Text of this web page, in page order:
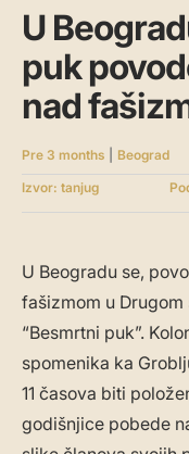
U
puk
nad
Pre 3 months Beograd
Izvor: tanjug
U Beogradu se,
fašizmom u
“Besmrtni puk”.
spomenika ka
11 časova biti
godišnjice pobede